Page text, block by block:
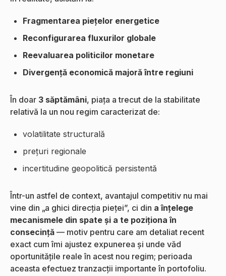
Fragmentarea piețelor energetice
Reconfigurarea fluxurilor globale
Reevaluarea politicilor monetare
Divergență economică majoră între regiuni
În doar 3 săptămâni, piața a trecut de la stabilitate
relativă la un nou regim caracterizat de:
volatilitate structurală
prețuri regionale
incertitudine geopolitică persistentă
Într-un astfel de context, avantajul competitiv nu mai
vine din „a ghici direcția pieței”, ci din a înțelege
mecanismele din spate și a te poziționa în
consecință — motiv pentru care am detaliat recent
exact cum îmi ajustez expunerea și unde văd
oportunitățile reale în acest nou regim; perioada
aceasta efectuez tranzacții importante în portofoliu.